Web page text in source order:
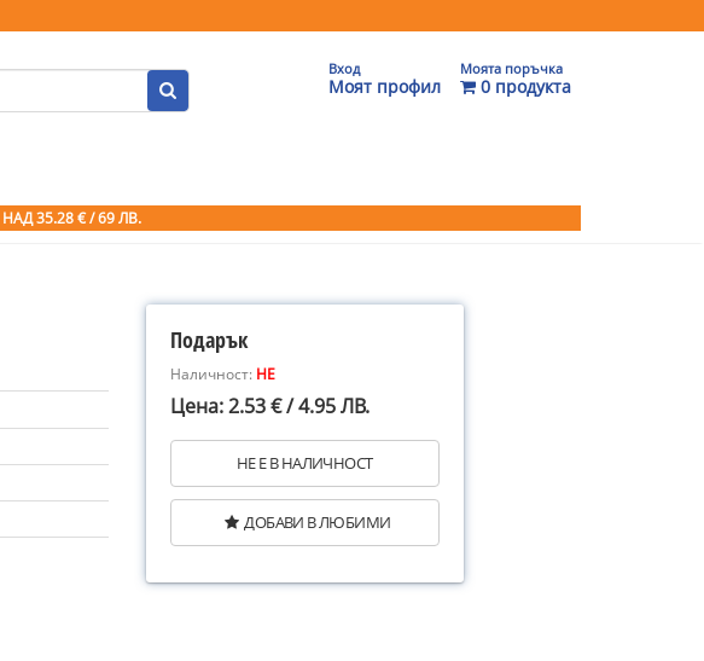
Вход
Моят профил
Моята поръчка
0 продукта
НАД 35.28 € / 69 ЛВ.
Подарък
Наличност: НЕ
Цена: 2.53 € / 4.95 ЛВ.
НЕ Е В НАЛИЧНОСТ
ДОБАВИ В ЛЮБИМИ